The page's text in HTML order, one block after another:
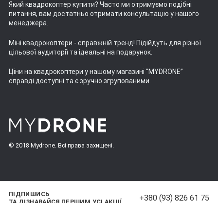
Який квадрокоптер купити? Часто ми отримуємо подібні
питання, вам достатньо отримати консультацію у нашого
менеджера.
Міні квадрокоптери - справжній тренд! Підійдуть для різної
цільової аудиторії та ідеальні на подарунок.
Ціни на квадрокоптери у нашому магазині "MYDRONE”
справді доступні та є зручно згрупованими.
© 2018 Mydrone. Всі права захищені.
ПІДПИШИСЬ
+380 (93) 826 61 75